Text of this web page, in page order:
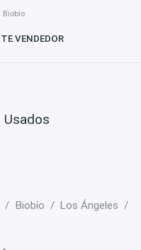
Biobío
VENDEDOR
Biobío Los Ángeles